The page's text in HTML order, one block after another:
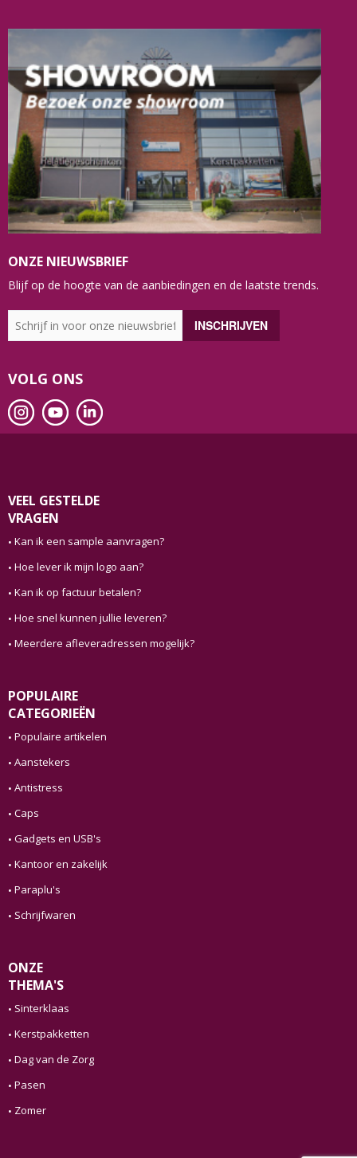
ONZE NIEUWSBRIEF
Blijf op de hoogte van de aanbiedingen en de laatste trends.
VOLG ONS
VEEL GESTELDE
VRAGEN
Kan ik een sample aanvragen?
Hoe lever ik mijn logo aan?
Kan ik op factuur betalen?
Hoe snel kunnen jullie leveren?
Meerdere afleveradressen mogelijk?
POPULAIRE
CATEGORIEËN
Populaire artikelen
Aanstekers
Antistress
Caps
Gadgets en USB's
Kantoor en zakelijk
Paraplu's
Schrijfwaren
ONZE
THEMA'S
Sinterklaas
Kerstpakketten
Dag van de Zorg
Pasen
Zomer